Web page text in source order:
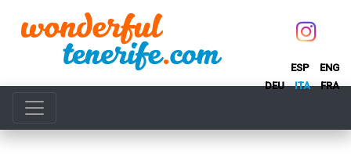
ESP
ENG
DEU
ITA FRA